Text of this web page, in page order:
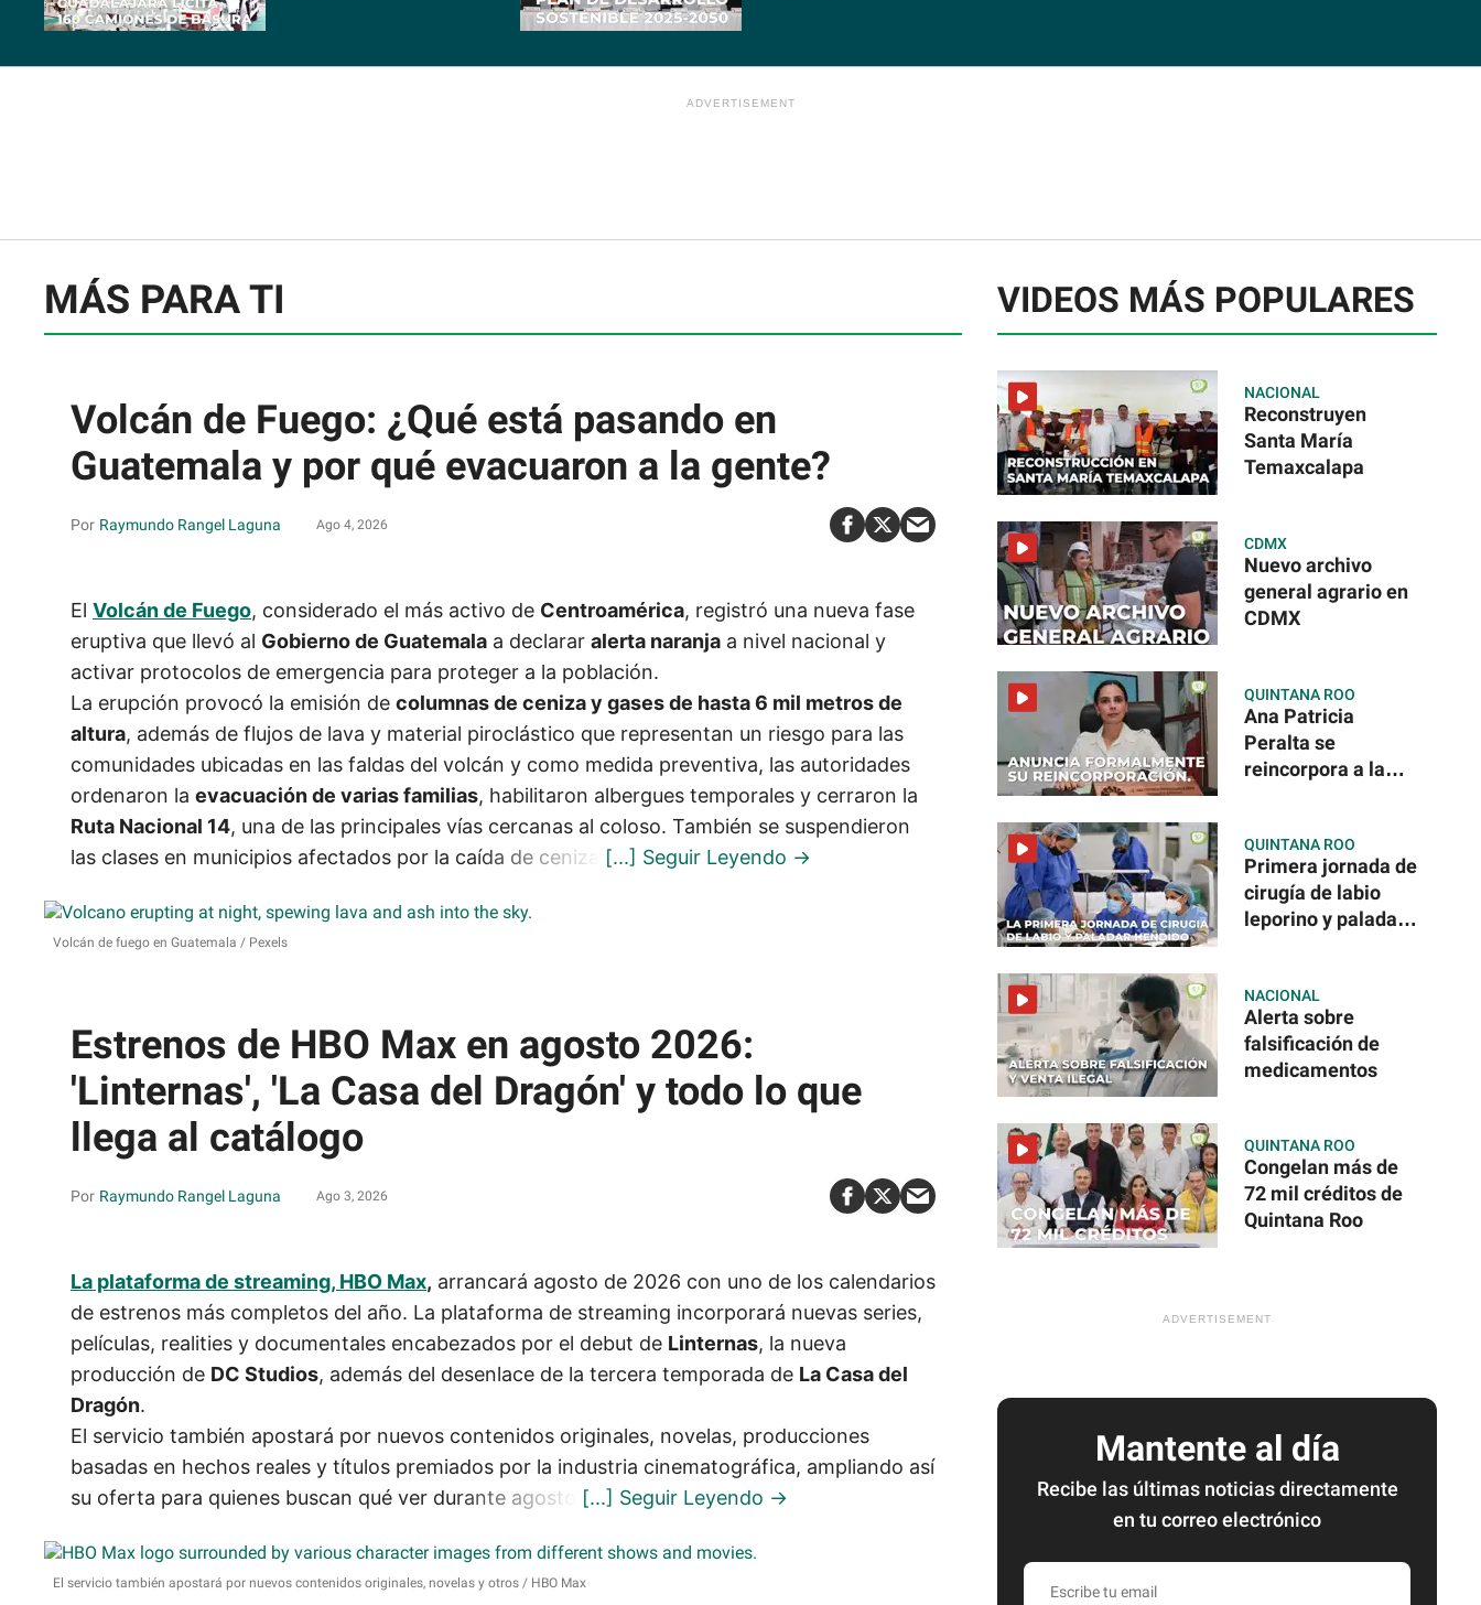
MÁS PARA TI
Volcán de Fuego: ¿Qué está pasando en
Guatemala y por qué evacuaron a la gente?
Raymundo Rangel Laguna Ago 4, 2026
Volcán de fuego en Guatemala Pexels
El Volcán de Fuego, considerado el más activo de Centroamérica, registró una nueva fase
eruptiva que llevó al Gobierno de Guatemala a declarar alerta naranja a nivel nacional y
activar protocolos de emergencia para proteger a la población.
La erupción provocó la emisión de columnas de ceniza y gases de hasta 6 mil metros de
altura, además de flujos de lava y material piroclástico que representan un riesgo para las
comunidades ubicadas en las faldas del volcán y como medida preventiva, las autoridades
ordenaron la evacuación de varias familias, habilitaron albergues temporales y cerraron la
Ruta Nacional 14, una de las principales vías cercanas al coloso. También se suspendieron
las clases en municipios afectados por la caída de ceniza.
VIDEOS MÁS POPULARES
NACIONAL
Reconstruyen
Santa María
Temaxcalapa
CDMX
Nuevo archivo
general agrario en
CDMX
QUINTANA ROO
Ana Patricia
Peralta se
reincorpora a la
QUINTANA ROO
Primera jornada de
cirugía de labio
leporino y paladar
NACIONAL
Alerta sobre
falsificación de
medicamentos
QUINTANA ROO
Congelan más de
72 mil créditos de
Quintana Roo
Mantente al día
Recibe las últimas noticias directamente
en tu correo electrónico
Escribe
Estrenos de HBO Max en agosto 2026:
'Linternas', 'La Casa del Dragón' y todo lo que
llega al catálogo
Raymundo Rangel Laguna Ago 3, 2026
El servicio también apostará por nuevos contenidos originales, novelas y otros HBO Max
La plataforma de streaming, HBO Max, arrancará agosto de 2026 con uno de los calendarios
de estrenos más completos del año. La plataforma de streaming incorporará nuevas series,
películas, realities y documentales encabezados por el debut de Linternas, la nueva
producción de DC Studios, además del desenlace de la tercera temporada de La Casa del
Dragón.
El servicio también apostará por nuevos contenidos originales, novelas, producciones
basadas en hechos reales y títulos premiados por la industria cinematográfica, ampliando así
su oferta para quienes buscan qué ver durante agosto.